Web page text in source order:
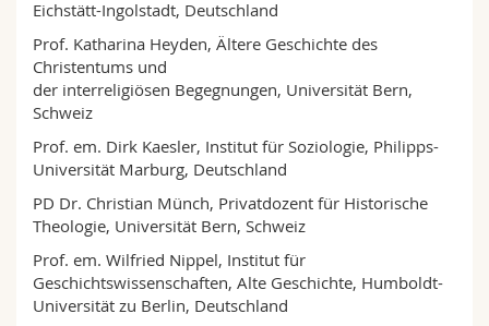
Eichstätt-Ingolstadt, Deutschland
Prof. Katharina Heyden, Ältere Geschichte des
Christentums und
der interreligiösen Begegnungen, Universität Bern,
Schweiz
Prof. em. Dirk Kaesler, Institut für Soziologie, Philipps-
Universität Marburg, Deutschland
PD Dr. Christian Münch, Privatdozent für Historische
Theologie, Universität Bern, Schweiz
Prof. em. Wilfried Nippel, Institut für
Geschichtswissenschaften, Alte Geschichte, Humboldt-
Universität zu Berlin, Deutschland